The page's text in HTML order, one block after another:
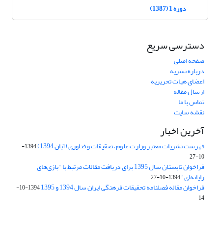
دوره 1 (1387)
دسترسی سریع
صفحه اصلی
درباره نشریه
اعضای هیات تحریریه
ارسال مقاله
تماس با ما
نقشه سایت
آخرین اخبار
فهرست نشریات معتبر وزارت علوم، تحقیقات و فناوری (آبان 1394)
1394-
10-27
فراخوان تابستان سال 1395 برای دریافت مقالات مرتبط با "بازی‌های
رایانه‌ای"1394-10-27
فراخوان مقاله فصلنامه تحقیقات فرهنگی ایران سال 1394 و 1395
1394-10-
14